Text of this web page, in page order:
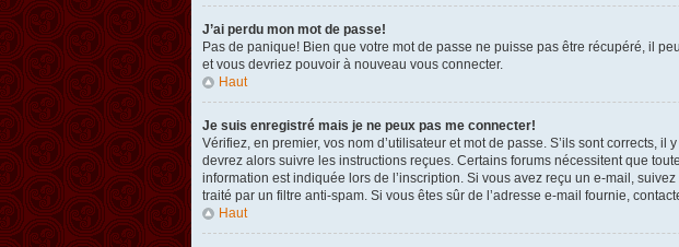
J’ai perdu mon mot de passe!
Pas de panique! Bien que votre mot de passe ne puisse pas être récupéré, il
et vous devriez pouvoir à nouveau vous connecter.
Haut
Je suis enregistré mais je ne peux pas me connecter!
Vérifiez, en premier, vos nom d’utilisateur et mot de passe. S’ils sont corrects,
devrez alors suivre les instructions reçues. Certains forums nécessitent que
information est indiquée lors de l’inscription. Si vous avez reçu un e-mail,
traité par un filtre anti-spam. Si vous êtes sûr de l’adresse e-mail fournie,
Haut